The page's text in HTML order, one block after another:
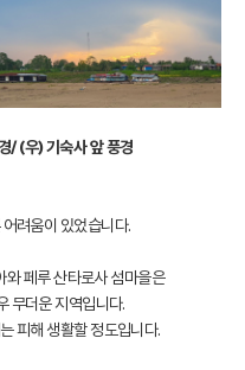
/ (우) 기숙사 앞 풍경
려움이 있었습니다.
와 페루 산타로사 섬마을은
무더운 지역입니다.
피해 생활할 정도입니다.